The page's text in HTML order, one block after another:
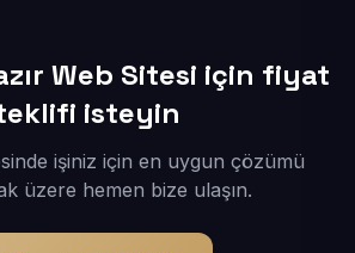
Web Sitesi için fiyat
isteyin
işiniz için en uygun çözümü
üzere hemen bize ulaşın.